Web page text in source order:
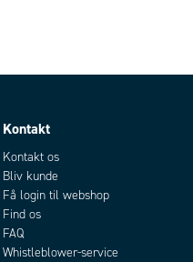
Kontakt
Kontakt os
Bliv kunde
Få login til webshop
Find os
FAQ
Whistleblower-service